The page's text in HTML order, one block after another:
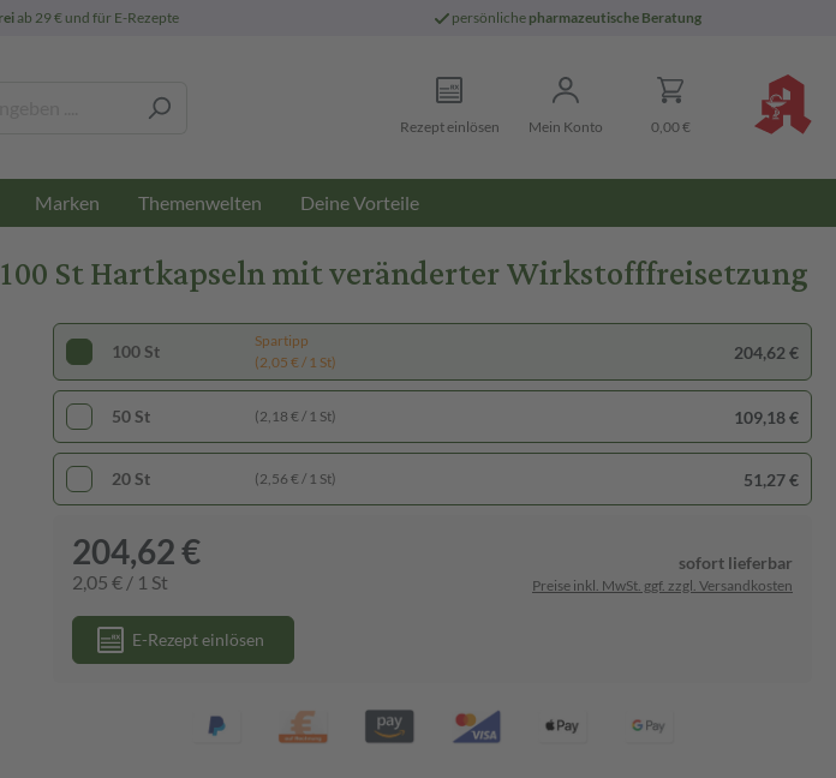
ab 29 € und für E-Rezepte persönliche pharmazeutische Beratung
Rezept einlösen Mein Konto 0,00 €
Marken Themenwelten Deine Vorteile
St Hartkapseln mit veränderter Wirkstofffreisetzung
100 St
Spartipp
(2,05 € / 1 St)
204,62 €
50 St (2,18 € / 1 St) 109,18 €
20 St (2,56 € / 1 St) 51,27 €
204,62 €
2,05 € / 1 St
sofort lieferbar
Preise inkl. MwSt. ggf. zzgl. Versandkosten
E-Rezept einlösen